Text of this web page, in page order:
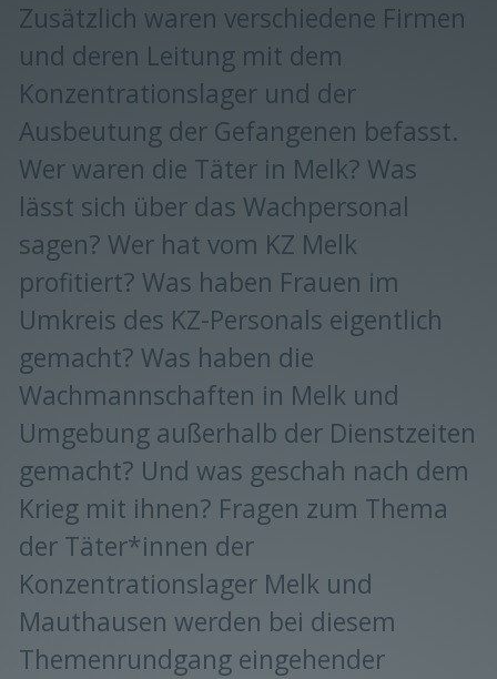
Zusätzlich waren verschiedene Firmen
und deren Leitung mit dem
Konzentrationslager und der
Ausbeutung der Gefangenen befasst.
Wer waren die Täter in Melk? Was
lässt sich über das Wachpersonal
sagen? Wer hat vom KZ Melk
profitiert? Was haben Frauen im
Umkreis des KZ-Personals eigentlich
gemacht? Was haben die
Wachmannschaften in Melk und
Umgebung außerhalb der Dienstzeiten
gemacht? Und was geschah nach dem
Krieg mit ihnen? Fragen zum Thema
der Täter*innen der
Konzentrationslager Melk und
Mauthausen werden bei diesem
Themenrundgang eingehender